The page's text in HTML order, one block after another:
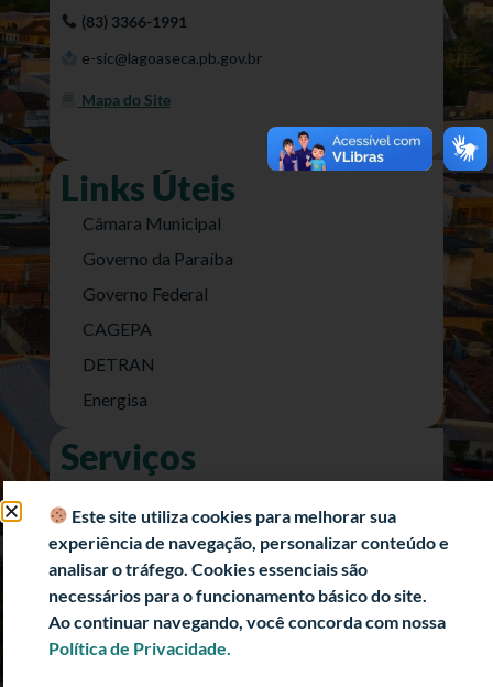
(83) 3366-1991
e-sic@lagoaseca.pb.gov.br
Mapa do Site
Links Úteis
Câmara Municipal
Governo da Paraíba
Governo Federal
CAGEPA
DETRAN
Energisa
Serviços
e-SIC (Acesso a Informação)
Transparência Fiscal
História
Informações Turísticas
Este site utiliza cookies para melhorar sua
experiência de navegação, personalizar conteúdo e
analisar o tráfego. Cookies essenciais são
necessários para o funcionamento básico do site.
Ao continuar navegando, você concorda com nossa
Política de Privacidade.